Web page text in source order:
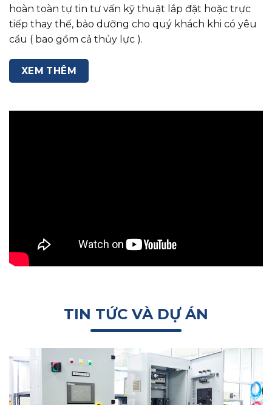
hoàn toàn tự tin tư vấn kỹ thuật lắp đặt hoặc trực
tiếp thay thế, bảo dưỡng cho quý khách khi có yêu
cầu ( bao gồm cả thủy lực ).
XEM THÊM
TIN TỨC VÀ DỰ ÁN